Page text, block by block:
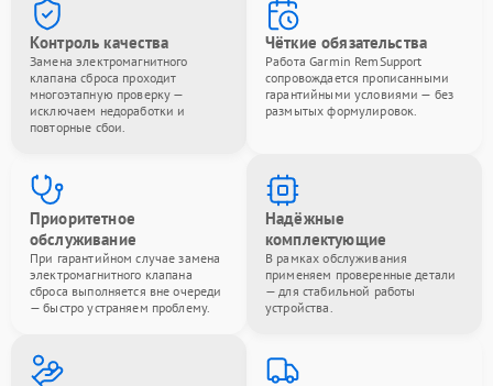
Контроль качества
Замена электромагнитного
клапана сброса проходит
многоэтапную проверку —
исключаем недоработки и
повторные сбои.
Чёткие обязательства
Работа Garmin RemSupport
сопровождается прописанными
гарантийными условиями — без
размытых формулировок.
Приоритетное
обслуживание
При гарантийном случае замена
электромагнитного клапана
сброса выполняется вне очереди
— быстро устраняем проблему.
Надёжные
комплектующие
В рамках обслуживания
применяем проверенные детали
— для стабильной работы
устройства.